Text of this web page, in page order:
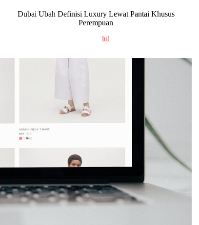
Dubai Ubah Definisi Luxury Lewat Pantai Khusus
Perempuan
lul